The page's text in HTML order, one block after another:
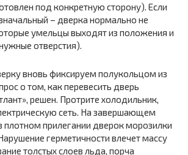
под конкретную сторону). Если
– дверка нормально не
умельцы выходят из положения и
отверстия).
вновь фиксируем полукольцом из
о том, как перевесить дверь
решен. Протрите холодильник,
сеть. На завершающем
плотном прилегании дверок морозилки
герметичности влечет массу
толстых слоев льда, порча